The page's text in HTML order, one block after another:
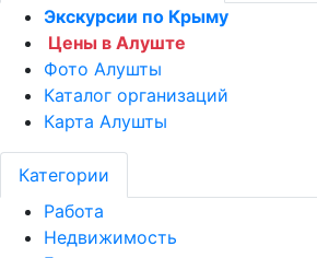
Экскурсии по Крыму
Цены в Алуште
Фото Алушты
Каталог организаций
Карта Алушты
Категории
Работа
Недвижимость